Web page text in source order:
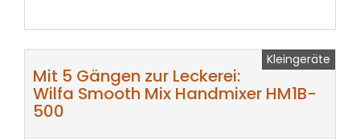
Kleingeräte
Mit 5 Gängen zur Leckerei:
Wilfa Smooth Mix Handmixer HM1B-
500